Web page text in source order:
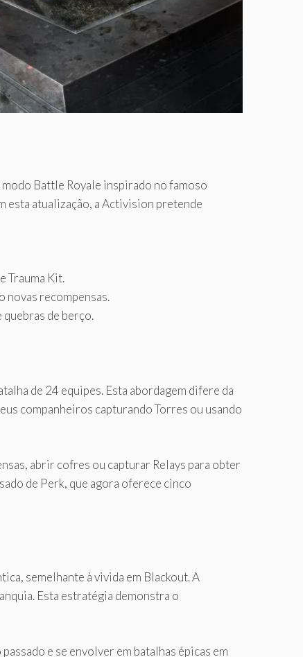
modo Battle Royale inspirado no famoso
esta atualização, a Activision pretende
Trauma Kit.
novas recompensas.
de berço.
de 24 equipes. Esta abordagem difere da
companheiros capturando Torres ou usando
abrir cofres ou capturar Relays para obter
de Perk, que agora oferece cinco
semelhante à vivida em Blackout. A
Esta estratégia demonstra o
e se envolver em batalhas épicas em